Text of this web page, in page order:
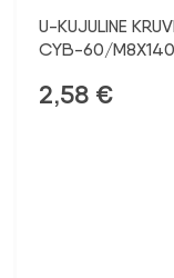
U-KUJULINE KRUVI
CYB-60/M8X140
2,58 €